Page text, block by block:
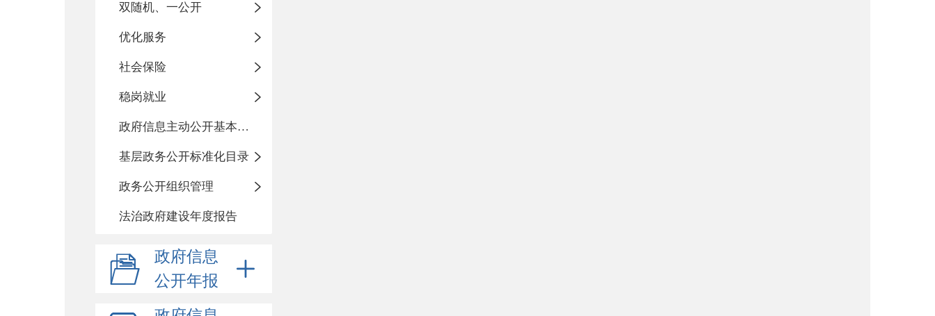
双随机、一公开
优化服务
社会保险
稳岗就业
政府信息主动公开基本目录
基层政务公开标准化目录
政务公开组织管理
法治政府建设年度报告
政府信息
公开年报